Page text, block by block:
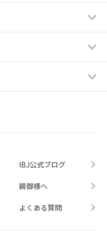
IBJ公式ブログ
親御様へ
よくある質問